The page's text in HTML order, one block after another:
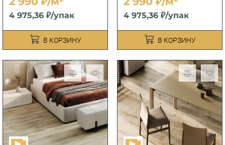
4 975,36 ₽/упак
В КОРЗИНУ
4 975,36 ₽/упак
В КОРЗИНУ